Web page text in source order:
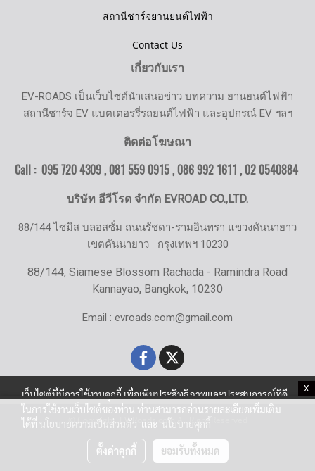
X
สถานีชาร์จยานยนต์ไฟฟ้า
Contact Us
เกี่ยวกับเรา
EV-ROADS เป็นเว็บไซต์นำเสนอข่าว บทความ ยานยนต์ไฟฟ้า
สถานีชาร์จ EV แบตเตอรรี่รถยนต์ไฟฟ้า และอุปกรณ์ EV ฯลฯ
ติดต่อโฆษณา
Call : 095 720 4309 , 081 559 0915 , 086 992 1611 ,02 0540884
บริษัท อีวีโรด จำกัด EVROAD CO.,LTD.
88/144 ไซมิส บลอสซั่ม ถนนรัชดา-รามอินทรา แขวงคันนายาว
เขตคันนายาว กรุงเทพฯ 10230
88/144, Siamese Blossom Rachada - Ramindra Road
Kannayao, Bangkok, 10230
Email : evroads.com@gmail.com
© Copyright EV-Roads.com All Right Reserved
เว็บไซต์นี้มีการใช้งานคุกกี้ เพื่อเพิ่มประสิทธิภาพและประสบการณ์ที่ดี
ในการใช้งานเว็บไซต์ของท่าน ท่านสามารถอ่านรายละเอียดเพิ่มเติม
ได้ที่ นโยบายความเป็นส่วนตัว และ นโยบายคุกกี้
ตั้งค่าคุกกี้ ยอมรับทั้งหมด